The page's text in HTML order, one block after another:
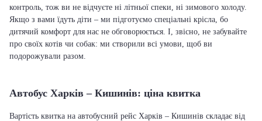
контроль, тож ви не відчуєте ні літньої спеки, ні зимового холоду.
Якщо з вами їдуть діти – ми підготуємо спеціальні крісла, бо
дитячий комфорт для нас не обговорюється. І, звісно, не забувайте
про своїх котів чи собак: ми створили всі умови, щоб ви
подорожували разом.
Автобус Харків – Кишинів: ціна квитка
Вартість квитка на автобусний рейс Харків – Кишинів складає від